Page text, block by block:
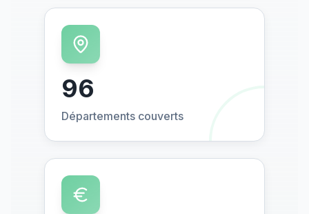
96
Départements couverts